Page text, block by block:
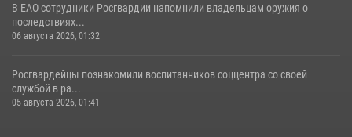
В ЕАО сотрудники Росгвардии напомнили владельцам оружия о
последствиях...
06 августа 2026, 01:32
Росгвардейцы познакомили воспитанников соццентра со своей
службой в ра...
05 августа 2026, 01:41